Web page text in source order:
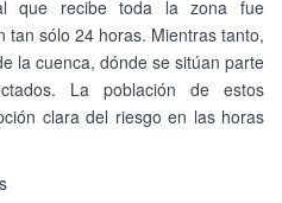
que recibe toda la zona fue
tan sólo 24 horas. Mientras tanto,
la cuenca, dónde se sitúan parte
La población de estos
clara del riesgo en las horas